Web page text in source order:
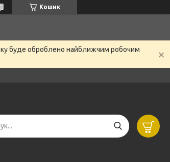
Кошик
буде оброблено найближчим робочим